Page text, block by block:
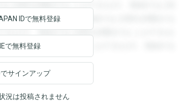
と回答を閲覧することができます。登録すると回
することができます。登録すると回答を閲覧する
きます。登録すると回答を閲覧することができま
すると回答を閲覧することができます。登録する
IDで無料登録
で無料登録
サインアップ
況は投稿されません